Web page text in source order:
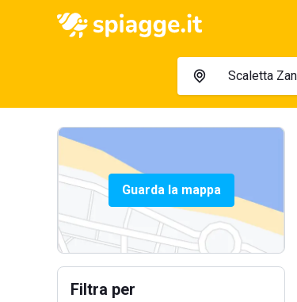
Guarda la mappa
Filtra per